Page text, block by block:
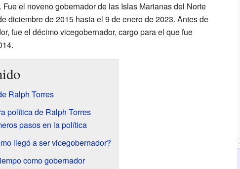
Fue el noveno gobernador de las Islas Marianas del Norte
diciembre de 2015 hasta el 9 de enero de 2023. Antes de
fue el décimo vicegobernador, cargo para el que fue
Ralph Torres
política de Ralph Torres
pasos en la política
llegó a ser vicegobernador?
como gobernador